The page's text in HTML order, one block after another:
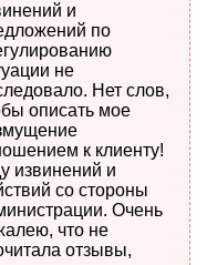
и
по
не
Нет слов,
описать мое
к клиенту!
извинений и
со стороны
Очень
что не
отзывы,